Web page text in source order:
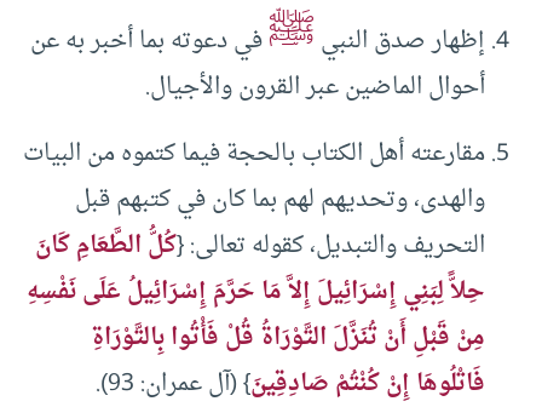
إظهار صدق النبيﷺفي دعوته بما أخبر به عن
أحوال الماضين عبر القرون والأجيال.
مقارعته أهل الكتاب بالحجة فيما كتموه من البيات
والهدى، وتحديهم لهم بما كان في كتبهم قبل
التحريف والتبديل، كقوله تعالى: {كُلُّ الطَّعَامِ كَانَ
حِلاًّ لِبَنِي إِسْرَائِيلَ إِلاَّ مَا حَرَّمَ إِسْرَائِيلُ عَلَى نَفْسِهِ
مِنْ قَبْلِ أَنْ تُنَزَّلَ التَّوْرَاةُ قُلْ فَأْتُوا بِالتَّوْرَاةِ
فَاتْلُوهَا إِنْ كُنْتُمْ صَادِقِينَ} (آل عمران: 93).